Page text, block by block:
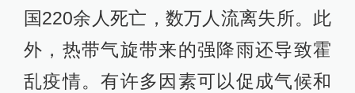
国220余人死亡，数万人流离失所。此
外，热带气旋带来的强降雨还导致霍
乱疫情。有许多因素可以促成气候和